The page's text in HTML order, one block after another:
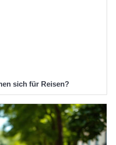
sich für Reisen?